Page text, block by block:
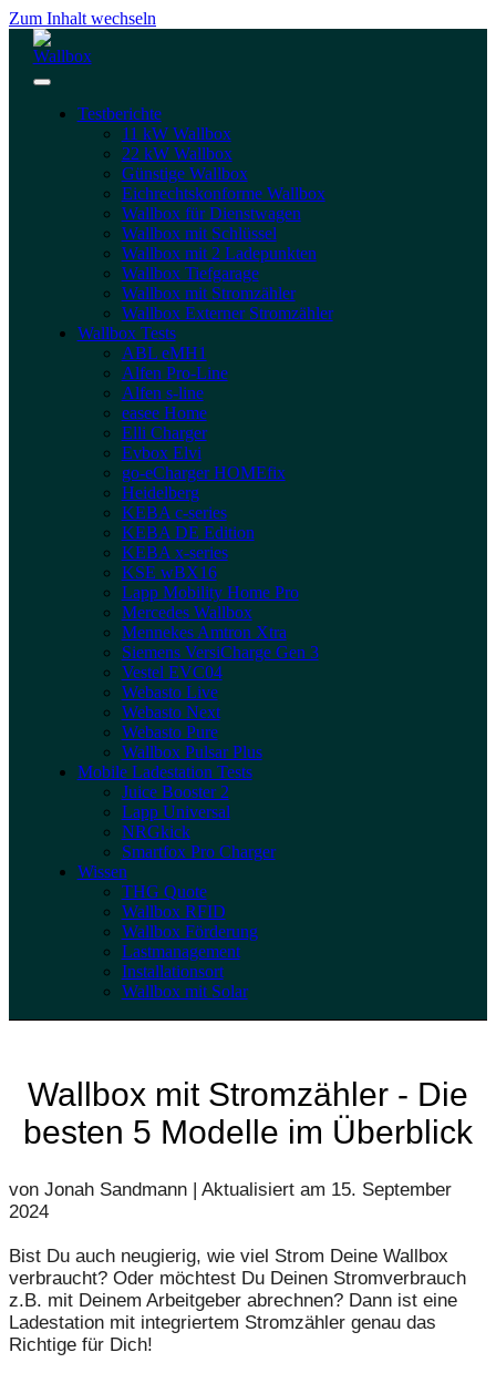
Zum Inhalt wechseln
Testberichte
11 kW Wallbox
22 kW Wallbox
Günstige Wallbox
Eichrechtskonforme Wallbox
Wallbox für Dienstwagen
Wallbox mit Schlüssel
Wallbox mit 2 Ladepunkten
Wallbox Tiefgarage
Wallbox mit Stromzähler
Wallbox Externer Stromzähler
Wallbox Tests
ABL eMH1
Alfen Pro-Line
Alfen s-line
easee Home
Elli Charger
Evbox Elvi
go-eCharger HOMEfix
Heidelberg
KEBA c-series
KEBA DE Edition
KEBA x-series
KSE wBX16
Lapp Mobility Home Pro
Mercedes Wallbox
Mennekes Amtron Xtra
Siemens VersiCharge Gen 3
Vestel EVC04
Webasto Live
Webasto Next
Webasto Pure
Wallbox Pulsar Plus
Mobile Ladestation Tests
Juice Booster 2
Lapp Universal
NRGkick
Smartfox Pro Charger
Wissen
THG Quote
Wallbox RFID
Wallbox Förderung
Lastmanagement
Installationsort
Wallbox mit Solar
Wallbox mit Stromzähler - Die
besten 5 Modelle im Überblick
von Jonah Sandmann | Aktualisiert am 15. September
2024
Bist Du auch neugierig, wie viel Strom Deine Wallbox
verbraucht? Oder möchtest Du Deinen Stromverbrauch
z.B. mit Deinem Arbeitgeber abrechnen? Dann ist eine
Ladestation mit integriertem Stromzähler genau das
Richtige für Dich!